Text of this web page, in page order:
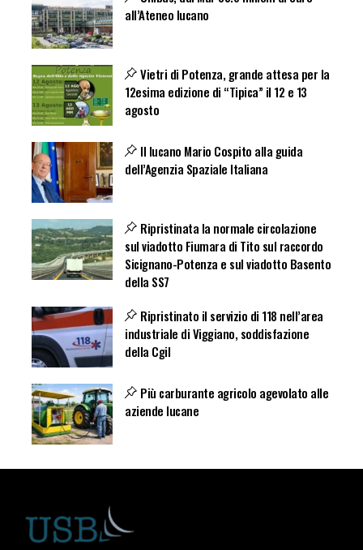
all’Ateneo lucano
Vietri di Potenza, grande attesa per la
12esima edizione di “Tipica” il 12 e 13
agosto
Il lucano Mario Cospito alla guida
dell’Agenzia Spaziale Italiana
Ripristinata la normale circolazione
sul viadotto Fiumara di Tito sul raccordo
Sicignano-Potenza e sul viadotto Basento
della SS7
Ripristinato il servizio di 118 nell’area
industriale di Viggiano, soddisfazione
della Cgil
Più carburante agricolo agevolato alle
aziende lucane